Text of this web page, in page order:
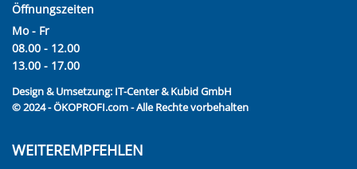
Öffnungszeiten
Mo - Fr
08.00 - 12.00
13.00 - 17.00
Design & Umsetzung: IT-Center & Kubid GmbH
© 2024 - ÖKOPROFI.com - Alle Rechte vorbehalten
WEITEREMPFEHLEN